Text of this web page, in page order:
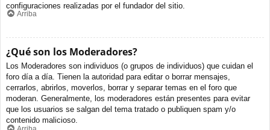
configuraciones realizadas por el fundador del sitio.
Arriba
¿Qué son los Moderadores?
Los Moderadores son individuos (o grupos de individuos) que cuidan el
foro día a día. Tienen la autoridad para editar o borrar mensajes,
cerrarlos, abrirlos, moverlos, borrar y separar temas en el foro que
moderan. Generalmente, los moderadores están presentes para evitar
que los usuarios se salgan del tema tratado o publiquen spam y/o
contenido malicioso.